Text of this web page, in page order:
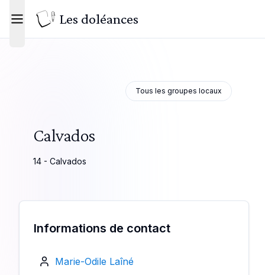
Toggle menuLes doléances
Tous les groupes locaux
Calvados
14 - Calvados
Informations de contact
Marie-Odile Laîné